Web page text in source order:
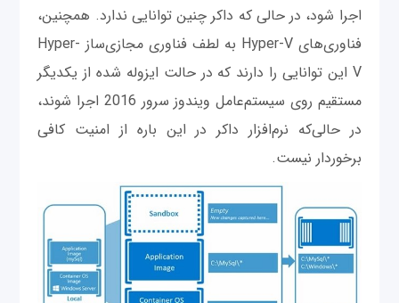
اجرا ‌شود، در حالی که داکر چنین توانایی ندارد. همچنین،
فناوری‌های Hyper-V به لطف فناوری مجازی‌ساز Hyper-
V این توانایی را دارند که در حالت ایزوله شده از یکدیگر
مستقیم روی سیستم‌عامل ویندوز سرور 2016 اجرا شوند،
در حالی‌که نرم‌افزار داکر در این باره از امنیت کافی
برخوردار نیست.